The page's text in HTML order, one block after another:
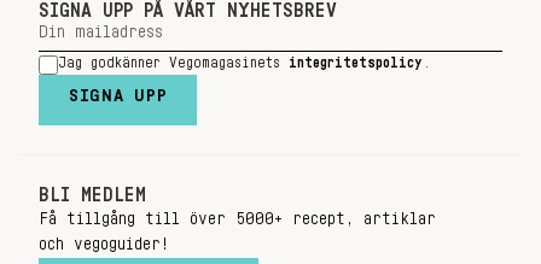
SIGNA UPP PÅ VÅRT NYHETSBREV
Jag godkänner Vegomagasinets integritetspolicy
SIGNA UPP
BLI MEDLEM
Få tillgång till över 5000+ recept, artiklar
och vegoguider!